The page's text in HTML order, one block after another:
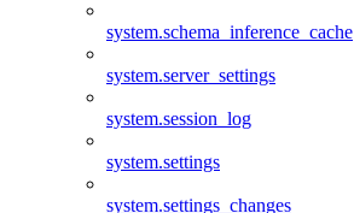
system.schema_inference_cache
system.server_settings
system.session_log
system.settings
system.settings_changes